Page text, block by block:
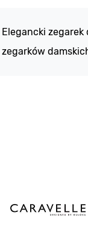
Elegancki
zegarków